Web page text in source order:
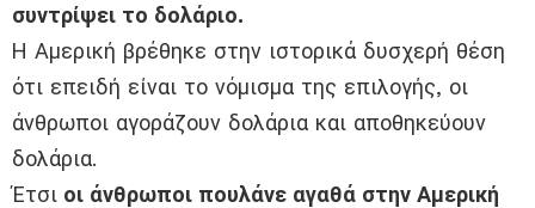
συντρίψει το δολάριο.
Η Αμερική βρέθηκε στην ιστορικά δυσχερή θέση
ότι επειδή είναι το νόμισμα της επιλογής, οι
άνθρωποι αγοράζουν δολάρια και αποθηκεύουν
δολάρια.
Έτσι οι άνθρωποι πουλάνε αγαθά στην Αμερική